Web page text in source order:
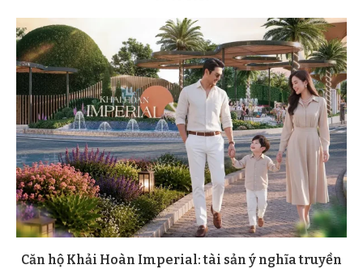
Căn hộ Khải Hoàn Imperial: tài sản ý nghĩa truyền